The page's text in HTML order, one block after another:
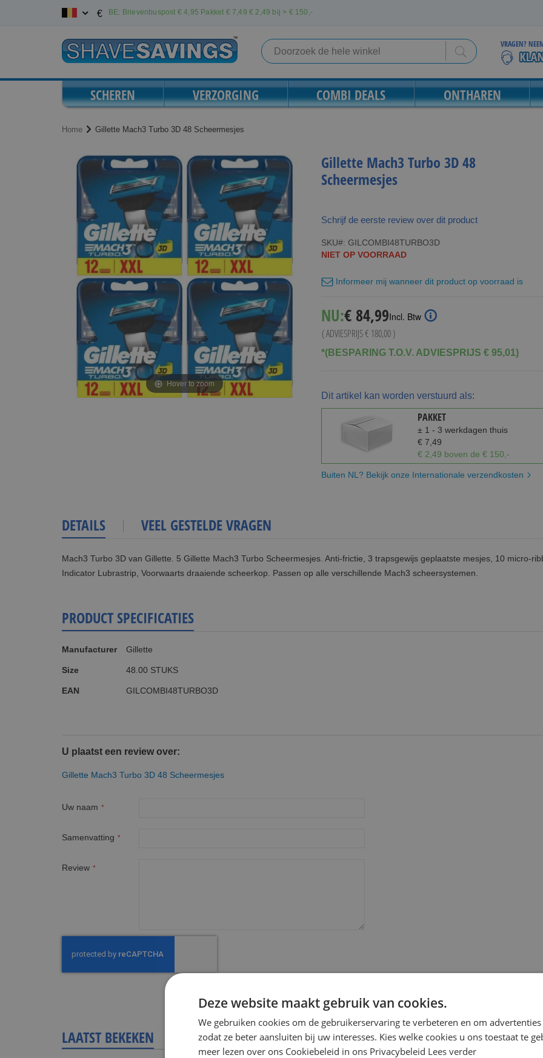
inhoud
€ BE: Brievenbuspost € 4,95 Pakket € 7,49 € 2,49 bij > €150,-
Search
VRAGEN?
SCHEREN VERZORGING COMBI DEALS ONTHAREN
Home Gillette Mach3 Turbo 3D 48 Scheermesjes
afbeeldingen-
gallerij
afbeeldingen-
gallerij
Hover to zoom
Gillette Mach3 Turbo 3D 48
Scheermesjes
Schrijf de eerste review over dit product
SKU
GILCOMBI48TURBO3D
NIET OP VOORRAAD
Informeer mij wanneer dit product op voorraad is
NU: Special
Price
€ 84,99Incl. Btw
( ADVIESPRIJS€ 180,00)
*(BESPARING T.O.V. ADVIESPRIJS € 95,01)
Dit artikel kan worden verstuurd als:
PAKKET
± 1 - 3 werkdagen thuis
€ 7,49
€ 2,49 boven de € 150,-
Buiten NL? Bekijk onze Internationale verzendkosten
DETAILS
Mach3 Turbo 3D van Gillette. 5 Gillette Mach3 Turbo Scheermesjes. Anti-frictie, 3 trapsgewijs geplaatste mesjes, 10 micro-
Indicator Lubrastrip, Voorwaarts draaiende scheerkop. Passen op alle verschillende Mach3 scheersystemen.
VEEL GESTELDE VRAGEN
PRODUCT SPECIFICATIES
informatie
Manufacturer Gillette
Size 48.00 STUKS
EAN GILCOMBI48TURBO3D
U plaatst een review over:
Gillette Mach3 Turbo 3D 48 Scheermesjes
Uw naam
Samenvatting
Review
Review versturen
LAATST BEKEKEN
Deze website maakt gebruik van cookies.
We gebruiken cookies om de gebruikerservaring te verbeteren en om
zodat ze beter aansluiten bij uw interesses. Kies welke cookies u ons toestaat te
meer lezen over ons Cookiebeleid in ons Privacybeleid Lees verder